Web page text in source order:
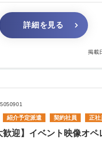
詳細を見る
掲載
紹介予定派遣 契約社員 正社
歓迎】イベント映像オペ